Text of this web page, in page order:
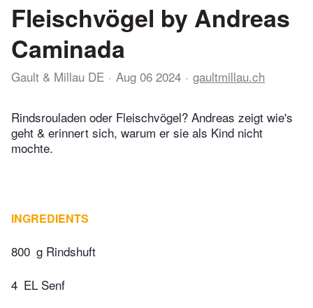
Fleischvögel by Andreas
Caminada
Gault & Millau DE Aug 06 2024 gaultmillau.ch
Rindsrouladen oder Fleischvögel? Andreas zeigt wie's
geht & erinnert sich, warum er sie als Kind nicht
mochte.
INGREDIENTS
800 g Rindshuft
4 EL Senf